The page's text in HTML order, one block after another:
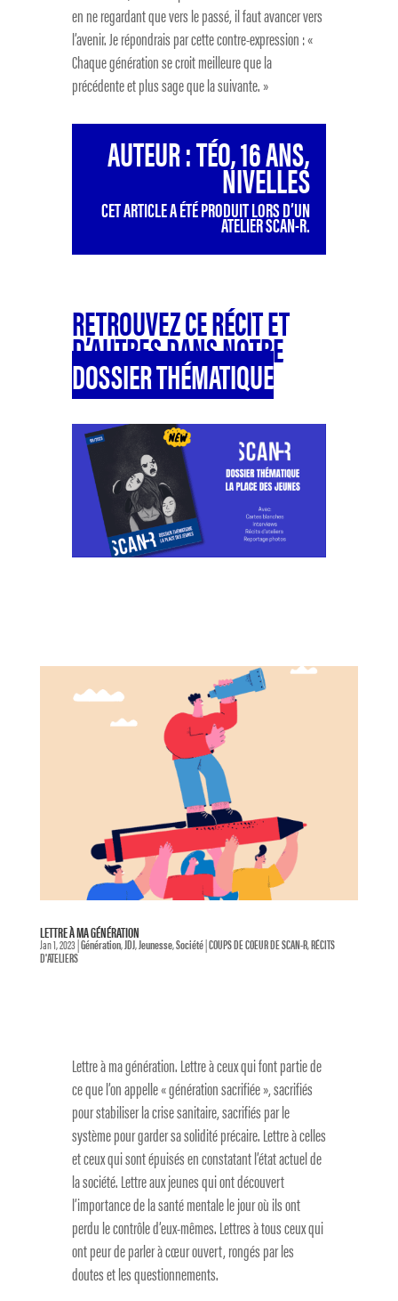
en ne regardant que vers le passé, il faut avancer vers
l’avenir. Je répondrais par cette contre-expression : «
Chaque génération se croit meilleure que la
précédente et plus sage que la suivante. »
AUTEUR : TÉO, 16 ANS,
NIVELLES
CET ARTICLE A ÉTÉ PRODUIT LORS D’UN
ATELIER SCAN-R.
RETROUVEZ CE RÉCIT ET
D’AUTRES DANS NOTRE
DOSSIER THÉMATIQUE
LETTRE À MA GÉNÉRATION
Jan 1, 2023|Génération,JDJ,Jeunesse,Société|COUPS DE COEUR DE SCAN-R,RÉCITS
D'ATELIERS
Lettre à ma génération. Lettre à ceux qui font partie de
ce que l’on appelle « génération sacrifiée », sacrifiés
pour stabiliser la crise sanitaire, sacrifiés par le
système pour garder sa solidité précaire. Lettre à celles
et ceux qui sont épuisés en constatant l’état actuel de
la société. Lettre aux jeunes qui ont découvert
l’importance de la santé mentale le jour où ils ont
perdu le contrôle d’eux-mêmes. Lettres à tous ceux qui
ont peur de parler à cœur ouvert, rongés par les
doutes et les questionnements.